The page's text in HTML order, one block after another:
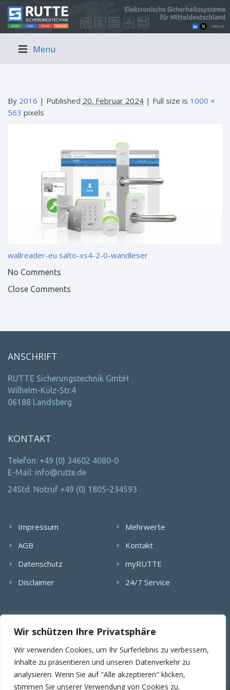
Wir schützen Ihre Privatsphäre
Wir verwenden Cookies, um Ihr Surferlebnis zu verbessern,
Inhalte zu präsentieren und unseren Datenverkehr zu
analysieren. Wenn Sie auf "Alle akzeptieren" klicken,
stimmen Sie unserer Verwendung von Cookies zu.
Menu
By 2016 | Published 20. Februar 2024 | Full size is 1000 ×
563 pixels
wallreader-eu salto-xs4-2-0-wandleser
No Comments
Close Comments
ANSCHRIFT
RUTTE Sicherungstechnik GmbH
Wilhelm-Külz-Str.4
06188 Landsberg
KONTAKT
Telefon: +49 (0) 34602 4080-0
E-Mail: info@rutte.de
24Std. Notruf +49 (0) 1805-234593
Impressum
AGB
Datenschutz
Disclaimer
Mehrwerte
Kontakt
myRUTTE
24/7 Service
Verlinkung von Bildern, textlichen Inhalten und Videos bedarf
der schriftlichen Genehmigung der RUTTE Sicherungstechnik
GmbH.